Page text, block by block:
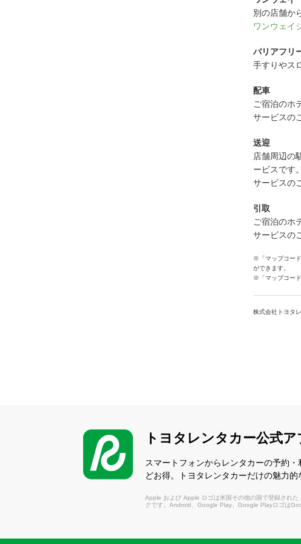
別の店舗か
ワンウェイ
バリアフリ
手すりやス
配車
ご宿泊のホ
サービスの
送迎
店舗周辺の
ービスです。
サービスの
引取
ご宿泊のホ
サービスの
※「マップコー
ができます。
※「マップコー
株式会社トヨタ
トヨタレンタカー公式ア
スマートフォンからレンタカーの予約
どお得。トヨタレンタカーだけの魅力的
Apple および Apple ロゴは米国その他の国で登録され
クです。Android、Google Play、Google Playロゴは